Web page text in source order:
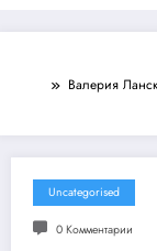
Валерия
Uncategorised
0 Комментарии